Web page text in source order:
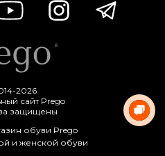
2026
сайт Prego
защищены
обуви Prego
и женской обуви